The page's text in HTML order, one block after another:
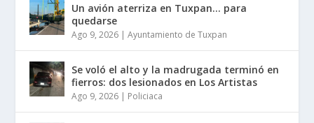
Un avión aterriza en Tuxpan… para
quedarse
Ago 9, 2026 |Ayuntamiento de Tuxpan
Se voló el alto y la madrugada terminó en
fierros: dos lesionados en Los Artistas
Ago 9, 2026 | Policiaca